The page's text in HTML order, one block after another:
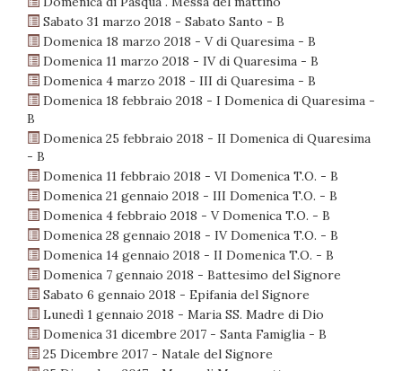
Sabato 31 marzo 2018 - Sabato Santo - B
Domenica 18 marzo 2018 - V di Quaresima - B
Domenica 11 marzo 2018 - IV di Quaresima - B
Domenica 4 marzo 2018 - III di Quaresima - B
Domenica 18 febbraio 2018 - I Domenica di Quaresima -
B
Domenica 25 febbraio 2018 - II Domenica di Quaresima
- B
Domenica 11 febbraio 2018 - VI Domenica T.O. - B
Domenica 21 gennaio 2018 - III Domenica T.O. - B
Domenica 4 febbraio 2018 - V Domenica T.O. - B
Domenica 28 gennaio 2018 - IV Domenica T.O. - B
Domenica 14 gennaio 2018 - II Domenica T.O. - B
Domenica 7 gennaio 2018 - Battesimo del Signore
Sabato 6 gennaio 2018 - Epifania del Signore
Lunedì 1 gennaio 2018 - Maria SS. Madre di Dio
Domenica 31 dicembre 2017 - Santa Famiglia - B
25 Dicembre 2017 - Natale del Signore